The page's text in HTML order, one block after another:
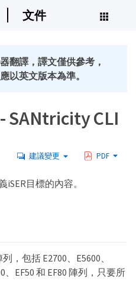
文件
翻譯，譯文僅供參考，
以英文版本為準。
SANtricity CLI
建議變更 PDF
iSER目標的內容。
，包括 E2700、E5600、
、EF50 和 EF80 陣列，只要所